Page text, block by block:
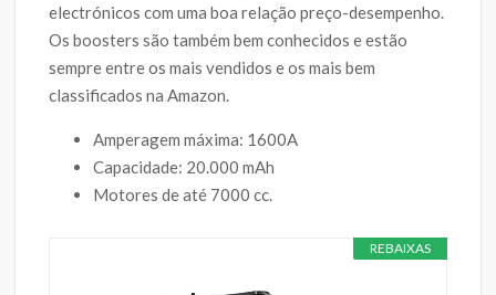
electrónicos com uma boa relação preço-desempenho.
Os boosters são também bem conhecidos e estão
sempre entre os mais vendidos e os mais bem
classificados na Amazon.
Amperagem máxima: 1600A
Capacidade: 20.000 mAh
Motores de até 7000 cc.
REBAIXAS